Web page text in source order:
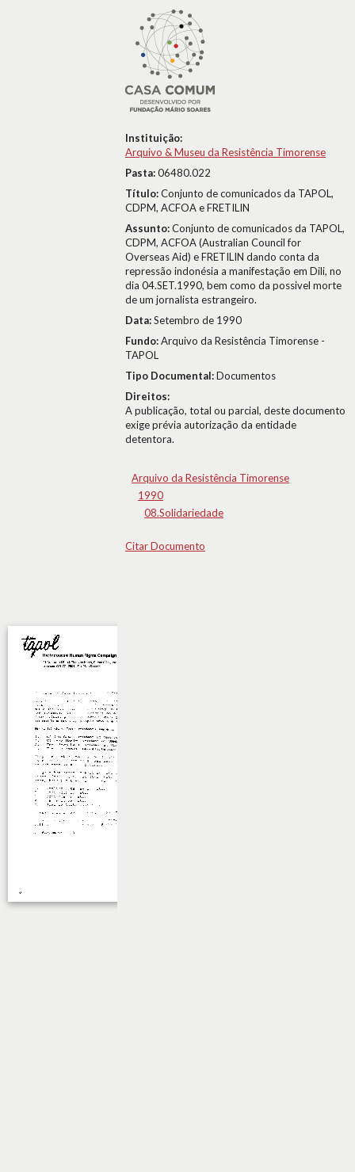
Instituição:
Arquivo & Museu da Resistência Timorense
Pasta:06480.022
Título:Conjunto de comunicados da TAPOL,
CDPM, ACFOA e FRETILIN
Assunto:Conjunto de comunicados da TAPOL,
CDPM, ACFOA (Australian Council for
Overseas Aid) e FRETILIN dando conta da
repressão indonésia a manifestação em Dili, no
dia 04.SET.1990, bem como da possivel morte
de um jornalista estrangeiro.
Data:Setembro de 1990
Fundo:Arquivo da Resistência Timorense -
TAPOL
Tipo Documental:Documentos
Direitos:
A publicação, total ou parcial, deste documento
exige prévia autorização da entidade
detentora.
Arquivo da Resistência Timorense
1990
08.Solidariedade
Citar Documento